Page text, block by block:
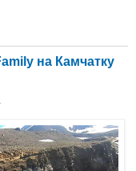
на Камчатку